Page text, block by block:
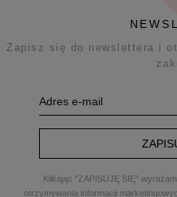
Zapisz się do newslettera i
Klikając “ZAPISUJĘ SIĘ”
otrzymywania informacji